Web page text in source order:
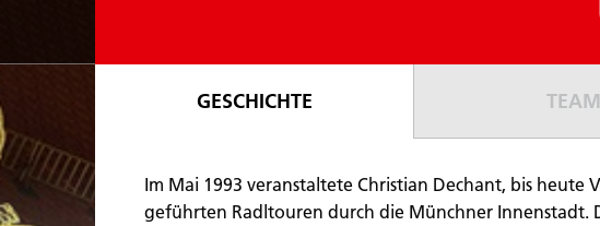
GESCHICHTE TEAM
Im Mai 1993 veranstaltete Christian Dechant, bis
geführten Radltouren durch die Münchner Innenstadt.